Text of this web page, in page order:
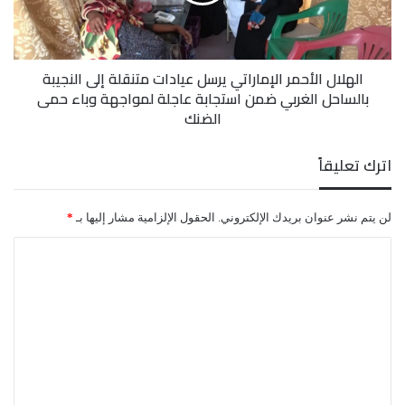
والمدارس والمساجد، بحسب تصريحات صحفية
لمحافظ الحديدة الدكتور الحسن طاهر، منتصف أكتوبر
الماضي.
إلى
النجيبة
بالساحل
الغربي
ضمن
وباء
حمى
الضنك
الهلال الأحمر الإماراتي يرسل عيادات متنقلة إلى النجيبة
بالساحل الغربي ضمن استجابة عاجلة لمواجهة وباء حمى
الضنك
اترك تعليقاً
لن يتم نشر عنوان بريدك الإلكتروني. الحقول الإلزامية مشار إليها بـ *